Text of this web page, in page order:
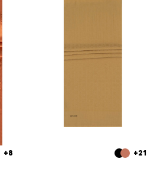
Şampuanı
sahiptir?
+8 +21